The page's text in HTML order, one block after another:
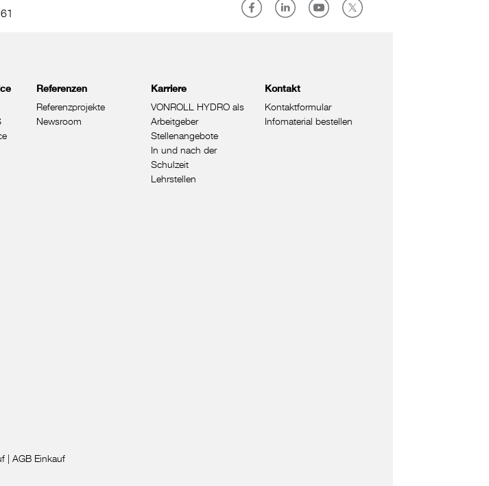
Referenzen
Referenzprojekte
Newsroom
Karriere
VONROLL HYDRO als
Arbeitgeber
Stellenangebote
In und nach der
Schulzeit
Lehrstellen
Kontakt
Kontaktformular
Infomaterial bestellen
| AGB Einkauf